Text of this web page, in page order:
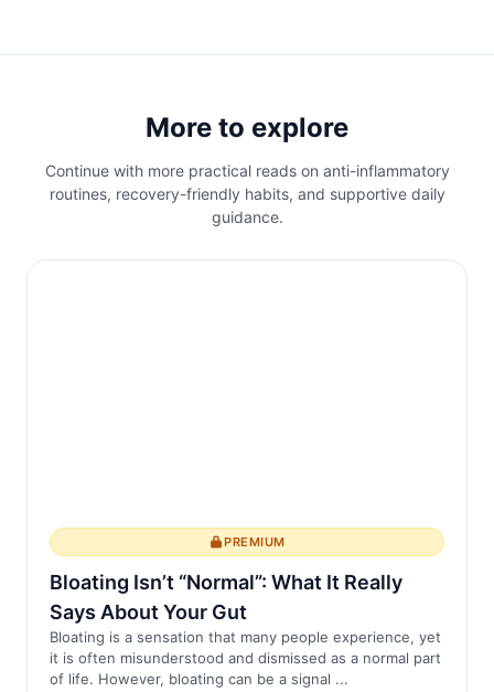
discos herniados, dolor crónico de espalda
Según la Mayo Clinic, mantener una
estos riesgos y asegurar comodidad
durante las horas de trabajo.
More to explore
Continue with more practical reads on anti-inflammatory
routines, recovery-friendly habits, and supportive daily
guidance.
PREMIUM
Bloating Isn’t “Normal”: What It Really
Says About Your Gut
Bloating is a sensation that many people experience, yet
it is often misunderstood and dismissed as a normal part
of life. However, bloating can be a signal ...